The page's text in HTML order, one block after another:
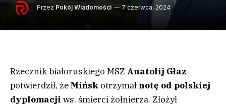
Przez Pokój Wiadomości 7 czerwca, 2024
Rzecznik białoruskiego MSZ Anatolij Głaz
potwierdził, że Mińsk otrzymał notę od polskiej
dyplomacji ws. śmierci żołnierza. Złożył